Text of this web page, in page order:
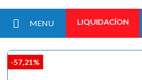
MENU LIQUIDACÍON
-57,21%